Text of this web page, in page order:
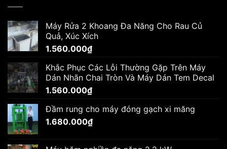
Máy Rửa 2 Khoang Đa Năng Cho Rau Củ
Quả, Xúc Xích
1.560.000₫
Khắc Phục Các Lỗi Thường Gặp Trên Máy
Dán Nhãn Chai Tròn Và Máy Dán Tem Decal
1.560.000₫
Đầm rung cho máy đóng gạch xi măng
1.680.000₫